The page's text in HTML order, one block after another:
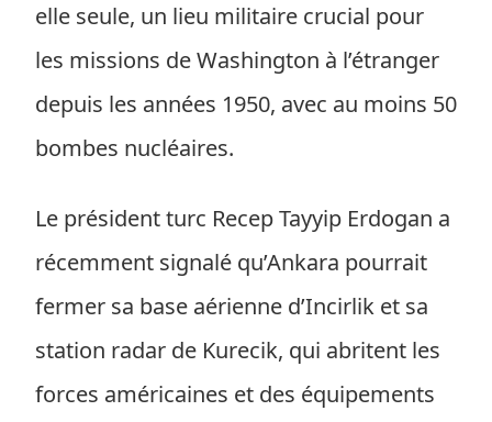
elle seule, un lieu militaire crucial pour
les missions de Washington à l’étranger
depuis les années 1950, avec au moins 50
bombes nucléaires.
Le président turc Recep Tayyip Erdogan a
récemment signalé qu’Ankara pourrait
fermer sa base aérienne d’Incirlik et sa
station radar de Kurecik, qui abritent les
forces américaines et des équipements